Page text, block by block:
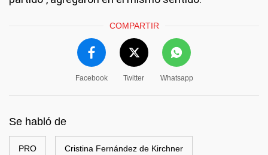
COMPARTIR
Facebook Twitter Whatsapp
Se habló de
PRO Cristina Fernández de Kirchner